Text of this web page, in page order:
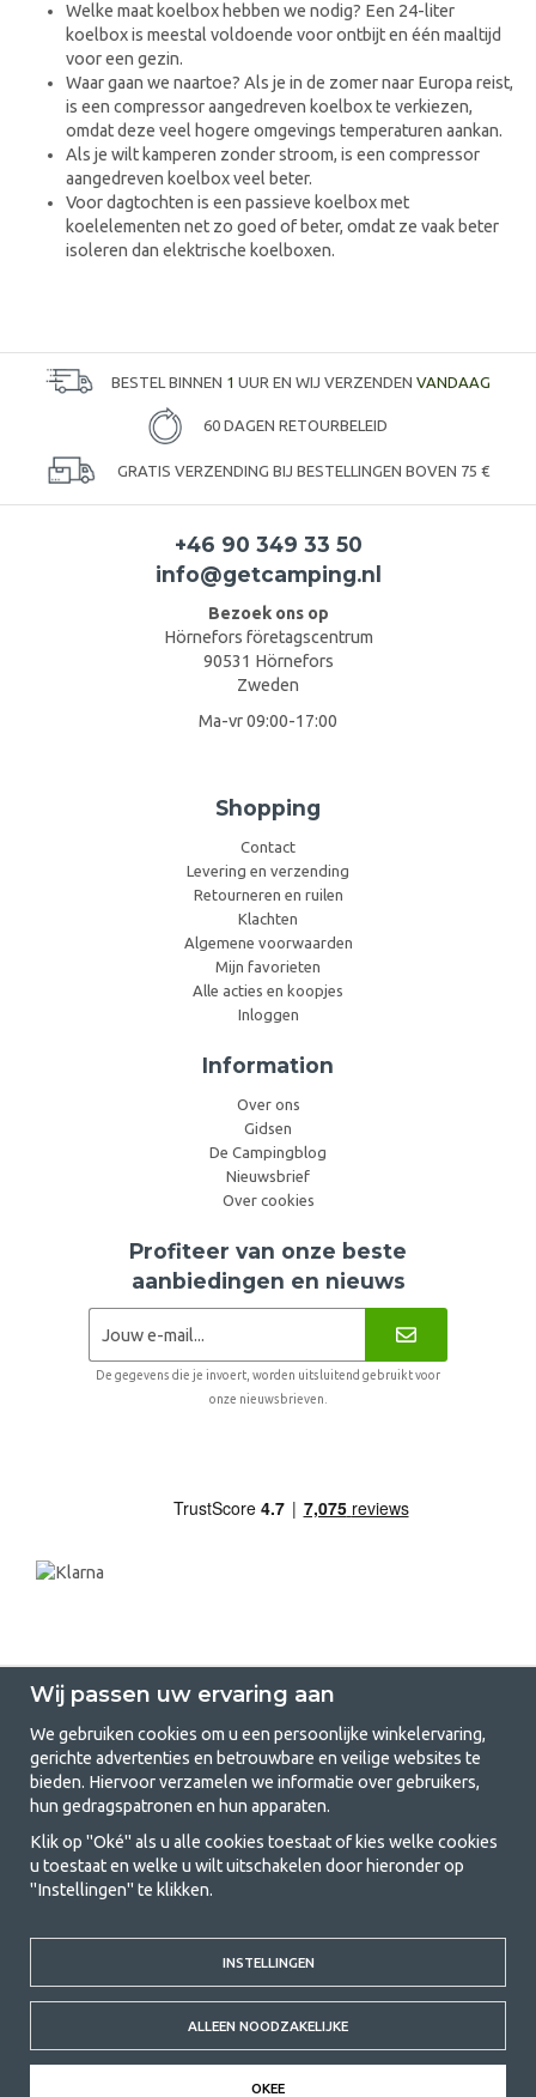
Welke maat koelbox hebben we nodig? Een 24-liter
koelbox is meestal voldoende voor ontbijt en één maaltijd
voor een gezin.
Waar gaan we naartoe? Als je in de zomer naar Europa reist,
is een compressor aangedreven koelbox te verkiezen,
omdat deze veel hogere omgevings temperaturen aankan.
Als je wilt kamperen zonder stroom, is een compressor
aangedreven koelbox veel beter.
Voor dagtochten is een passieve koelbox met
koelelementen net zo goed of beter, omdat ze vaak beter
isoleren dan elektrische koelboxen.
BESTEL BINNEN 1 UUR EN WIJ VERZENDEN VANDAAG
60 DAGEN RETOURBELEID
GRATIS VERZENDING BIJ BESTELLINGEN BOVEN 75 €
+46 90 349 33 50
info@getcamping.nl
Bezoek ons op
Hörnefors företagscentrum
90531 Hörnefors
Zweden
Ma-vr 09:00-17:00
Shopping
Contact
Levering en verzending
Retourneren en ruilen
Klachten
Algemene voorwaarden
Mijn favorieten
Alle acties en koopjes
Inloggen
Information
Over ons
Gidsen
De Campingblog
Nieuwsbrief
Over cookies
Profiteer van onze beste
aanbiedingen en nieuws
De gegevens die je invoert, worden uitsluitend gebruikt voor
onze nieuwsbrieven.
GetCamping.nl - Jouw winkel voor
kamperen en buitenleven
Kamperen kan een levensstijl zijn of een manier om het gezin samen te
brengen voor een gezamenlijk avontuur. Welke categorie je ook kiest,
bij ons vind je alles wat je nodig hebt aan kampeeraccessoires. Wij
bieden wij zeer scherpe prijzen voor familietenten, caravanluifels en alle
andere uitrusting voor kamperen en buitenleven. Ons doel is om in elke
prijsklasse de beste kampeeruitrusting te leveren wat betreft kwaliteit
en functionaliteit. Neem gerust contact met ons op als je iets mist of
meer wilt weten.
© 2020 GetCamping. All rights reserved.
Wij passen uw ervaring aan
We gebruiken cookies om u een persoonlijke winkelervaring,
gerichte advertenties en betrouwbare en veilige websites te
bieden. Hiervoor verzamelen we informatie over gebruikers,
hun gedragspatronen en hun apparaten.
Klik op "Oké" als u alle cookies toestaat of kies welke cookies
u toestaat en welke u wilt uitschakelen door hieronder op
"Instellingen" te klikken.
INSTELLINGEN
ALLEEN NOODZAKELIJKE
OKEE